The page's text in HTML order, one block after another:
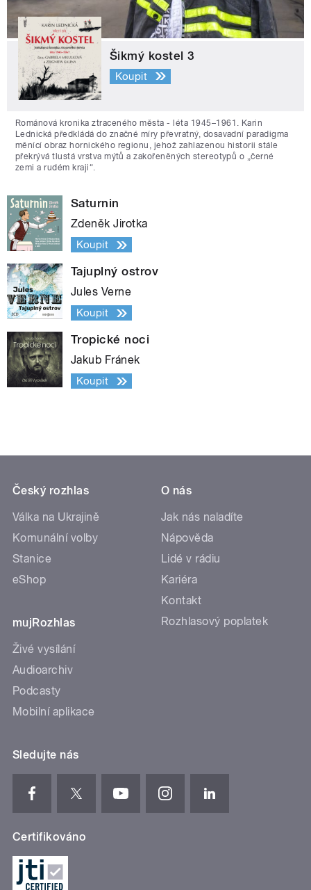
Šikmý kostel 3
Koupit
Románová kronika ztraceného města - léta 1945–1961. Karin
Lednická předkládá do značné míry převratný, dosavadní paradigma
měnící obraz hornického regionu, jehož zahlazenou historii stále
překrývá tlustá vrstva mýtů a zakořeněných stereotypů o „černé
zemi a rudém kraji“.
Saturnin
Zdeněk Jirotka
Koupit
Tajuplný ostrov
Jules Verne
Koupit
Tropické noci
Jakub Fránek
Koupit
Český rozhlas
Válka na Ukrajině
Komunální volby
Stanice
eShop
mujRozhlas
Živé vysílání
Audioarchiv
Podcasty
Mobilní aplikace
O nás
Jak nás naladíte
Nápověda
Lidé v rádiu
Kariéra
Kontakt
Rozhlasový poplatek
Sledujte nás
Certifikováno